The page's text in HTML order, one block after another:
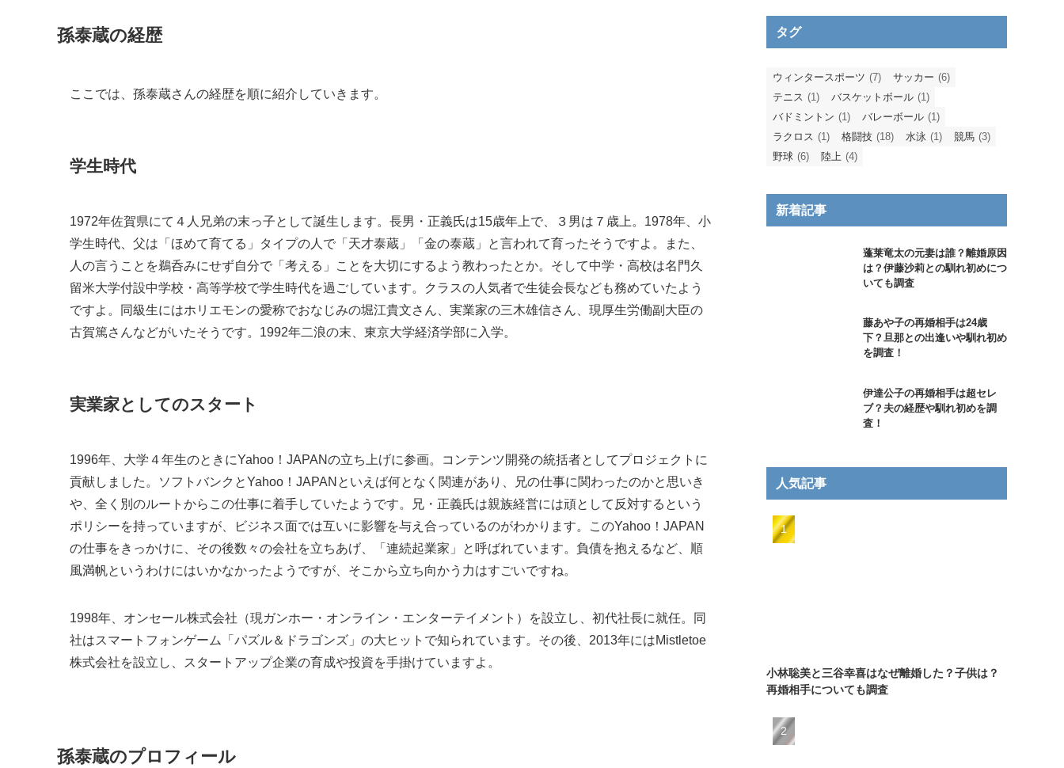
孫泰蔵の経歴
ここでは、孫泰蔵さんの経歴を順に紹介していきます。
学生時代
1972年佐賀県にて４人兄弟の末っ子として誕生します。長男・正義氏は15歳年上で、３男は７歳上。1978年、小
学生時代、父は「ほめて育てる」タイプの人で「天才泰蔵」「金の泰蔵」と言われて育ったそうですよ。また、
人の言うことを鵜呑みにせず自分で「考える」ことを大切にするよう教わったとか。そして中学・高校は名門久
留米大学付設中学校・高等学校で学生時代を過ごしています。クラスの人気者で生徒会長なども務めていたよう
ですよ。同級生にはホリエモンの愛称でおなじみの堀江貴文さん、実業家の三木雄信さん、現厚生労働副大臣の
古賀篤さんなどがいたそうです。1992年二浪の末、東京大学経済学部に入学。
実業家としてのスタート
1996年、大学４年生のときにYahoo！JAPANの立ち上げに参画。コンテンツ開発の統括者としてプロジェクトに
貢献しました。ソフトバンクとYahoo！JAPANといえば何となく関連があり、兄の仕事に関わったのかと思いき
や、全く別のルートからこの仕事に着手していたようです。兄・正義氏は親族経営には頑として反対するという
ポリシーを持っていますが、ビジネス面では互いに影響を与え合っているのがわかります。このYahoo！JAPAN
の仕事をきっかけに、その後数々の会社を立ちあげ、「連続起業家」と呼ばれています。負債を抱えるなど、順
風満帆というわけにはいかなかったようですが、そこから立ち向かう力はすごいですね。
1998年、オンセール株式会社（現ガンホー・オンライン・エンターテイメント）を設立し、初代社長に就任。同
社はスマートフォンゲーム「パズル＆ドラゴンズ」の大ヒットで知られています。その後、2013年にはMistletoe
株式会社を設立し、スタートアップ企業の育成や投資を手掛けていますよ。
孫泰蔵のプロフィール
タグ
ウィンタースポーツ (7) サッカー (6)
テニス (1) バスケットボール (1)
バドミントン (1) バレーボール (1)
ラクロス (1) 格闘技 (18) 水泳 (1) 競馬 (3)
野球 (6) 陸上 (4)
新着記事
蓬莱竜太の元妻は誰？離婚原因
は？伊藤沙莉との馴れ初めにつ
いても調査
藤あや子の再婚相手は24歳
下？旦那との出逢いや馴れ初め
を調査！
伊達公子の再婚相手は超セレ
ブ？夫の経歴や馴れ初めを調
査！
人気記事
小林聡美と三谷幸喜はなぜ離婚した？子供は？
再婚相手についても調査